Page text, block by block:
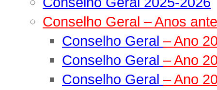
Conselho Geral – Anos
Conselho Geral – Ano
Conselho Geral – Ano
Conselho Geral – Ano